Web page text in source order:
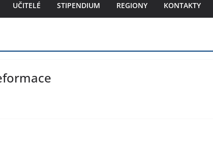
UČITELÉ STIPENDIUM REGIONY KONTAKTY